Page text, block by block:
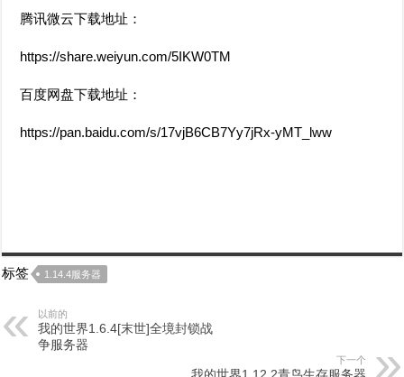
腾讯微云下载地址：
https://share.weiyun.com/5IKW0TM
百度网盘下载地址：
https://pan.baidu.com/s/17vjB6CB7Yy7jRx-yMT_lww
标签 1.14.4服务器
以前的
我的世界1.6.4[末世]全境封锁战
争服务器
下一个